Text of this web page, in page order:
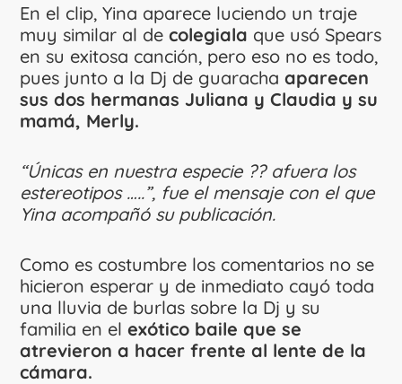
En el clip, Yina aparece luciendo un traje
muy similar al decolegiala que usó Spears
en su exitosa canción, pero eso no es todo,
pues junto a la Dj de guarachaaparecen
sus dos hermanas Juliana y Claudia y su
mamá, Merly.
“Únicas en nuestra especie ?? afuera los
estereotipos …..”, fue el mensaje con el que
Yina acompañó su publicación.
Como es costumbre los comentarios no se
hicieron esperar y de inmediato cayó toda
una lluvia de burlas sobre la Dj y su
familia en el exótico baile que se
atrevieron a hacer frente al lente de la
cámara.